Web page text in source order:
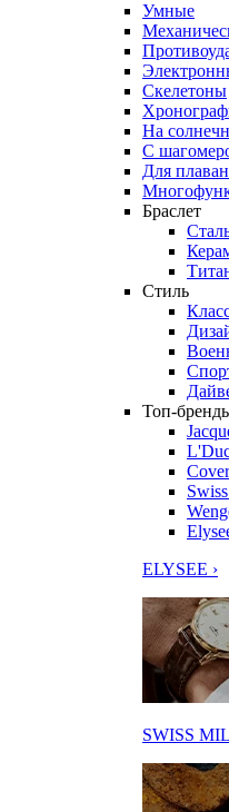
Умные
Скелетоны
На
С
Для
Браслет
Стиль
Топ-
Cover
ELYSEE ›
SWISS